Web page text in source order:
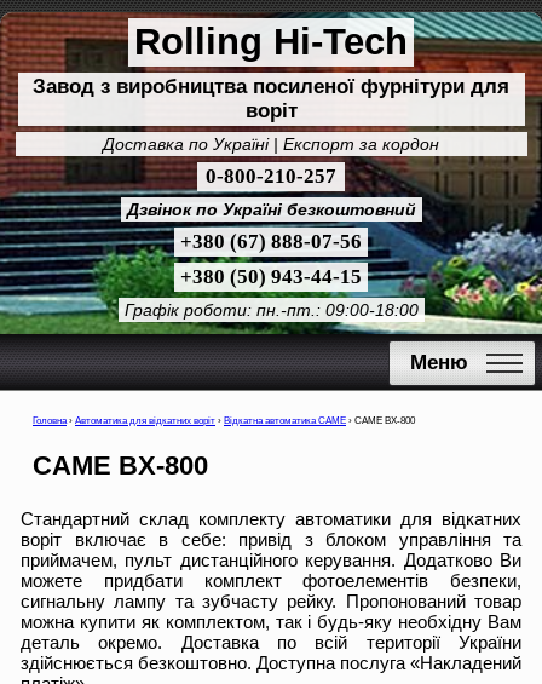
Rolling Hi-Tech
Завод з виробництва посиленої фурнітури для
воріт
Доставка по Україні | Експорт за кордон
0-800-210-257
Дзвінок по Україні безкоштовний
+380 (67) 888-07-56
+380 (50) 943-44-15
Графік роботи: пн.-пт.: 09:00-18:00
Меню
Головна › Автоматика для відкатних воріт › Відкатна автоматика CAME › CAME BX-800
CAME BX-800
Стандартний склад комплекту автоматики для відкатних
воріт включає в себе: привід з блоком управління та
приймачем, пульт дистанційного керування. Додатково Ви
можете придбати комплект фотоелементів безпеки,
сигнальну лампу та зубчасту рейку. Пропонований товар
можна купити як комплектом, так і будь-яку необхідну Вам
деталь окремо. Доставка по всій території України
здійснюється безкоштовно. Доступна послуга «Накладений